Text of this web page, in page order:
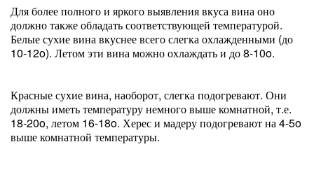
Для более полного и яркого выявления вкуса вина оно
должно также обладать соответствующей температурой.
Белые сухие вина вкуснее всего слегка охлажденными (до
10-12o). Летом эти вина можно охлаждать и до 8-10o.
Красные сухие вина, наоборот, слегка подогревают. Они
должны иметь температуру немного выше комнатной, т.е.
18-20o, летом 16-18o. Херес и мадеру подогревают на 4-5o
выше комнатной температуры.